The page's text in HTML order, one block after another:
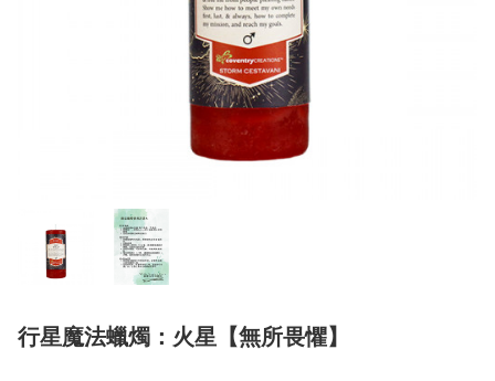
行星魔法蠟燭：火星【無所畏懼】